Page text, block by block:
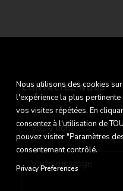
Contactez-nous
Nous utilisons des cookies
l'expérience la plus
vos visites répétées. En
consentez à l'utilisation de
pouvez visiter "Paramètres
consentement contrôlé.
Privacy Preferences